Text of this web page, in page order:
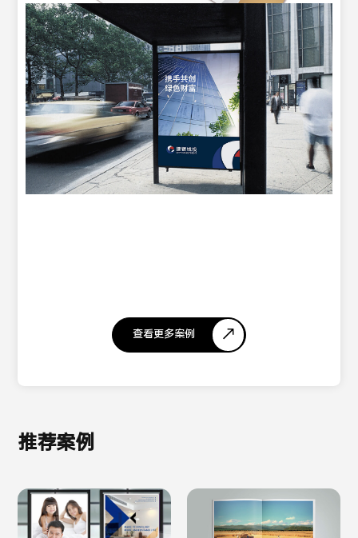
查看更多案例
推荐案例